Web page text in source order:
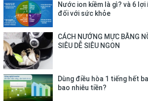
Nước ion kiềm là gì? và 6
đối với sức khỏe
CÁCH NƯỚNG MỰC BẰNG
SIÊU DỄ SIÊU NGON
Dùng điều hòa 1 tiếng hết
bao nhiêu tiền?